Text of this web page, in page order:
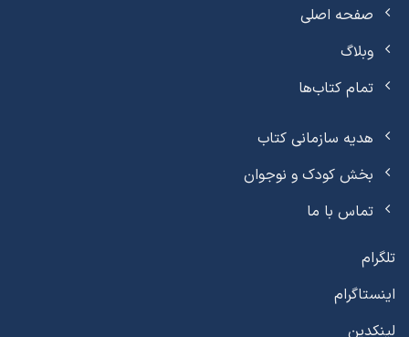
صفحه اصلی
وبلاگ
تمام کتاب‌ها
هدیه سازمانی کتاب
بخش کودک و نوجوان
تماس با ما
تلگرام
اینستاگرام
لینکدین